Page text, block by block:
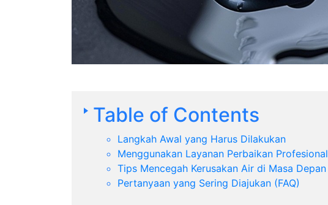
Table of Contents
Langkah Awal yang Harus Dilakukan
Menggunakan Layanan Perbaikan Profesional
Tips Mencegah Kerusakan Air di Masa Depan
Pertanyaan yang Sering Diajukan (FAQ)